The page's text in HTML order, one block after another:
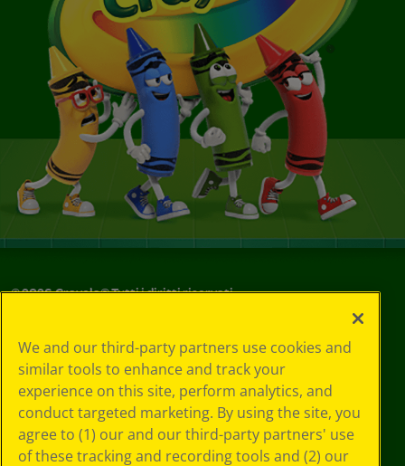
©2026Crayola® Tutti i diritti riservati.
in materia di
privacy
Informativa sulla
privacy
Termini SMS
GDPR
We and our third-party partners use cookies and
similar tools to enhance and track your
experience on this site, perform analytics, and
conduct targeted marketing. By using the site, you
agree to (1) our and our third-party partners' use
of these tracking and recording tools and (2) our